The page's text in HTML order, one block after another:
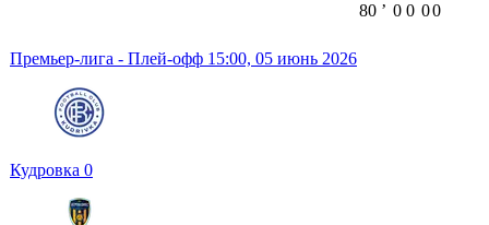
Премьер-лига - Плей-офф 15:00, 05 июнь 2026
Кудровка 0
80 ʼ 0 0 00